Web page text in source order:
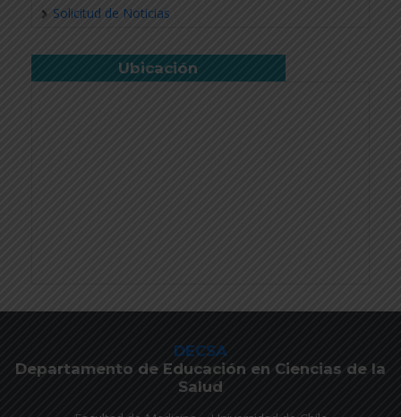
Solicitud de Noticias
Ubicación
DECSA
Departamento de Educación en Ciencias de la
Salud